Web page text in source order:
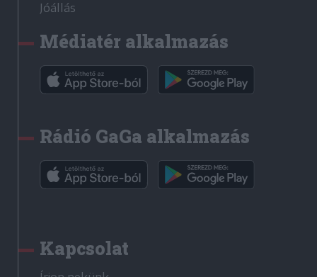
Jóállás
Médiatér alkalmazás
Rádió GaGa alkalmazás
Kapcsolat